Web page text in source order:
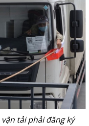
tải phải đăng ký